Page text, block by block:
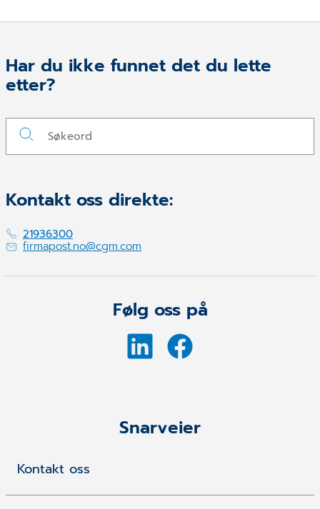
Har du ikke funnet det du lette
etter?
Kontakt oss direkte:
21936300
firmapost.no@cgm.com
Følg oss på
Snarveier
Kontakt oss